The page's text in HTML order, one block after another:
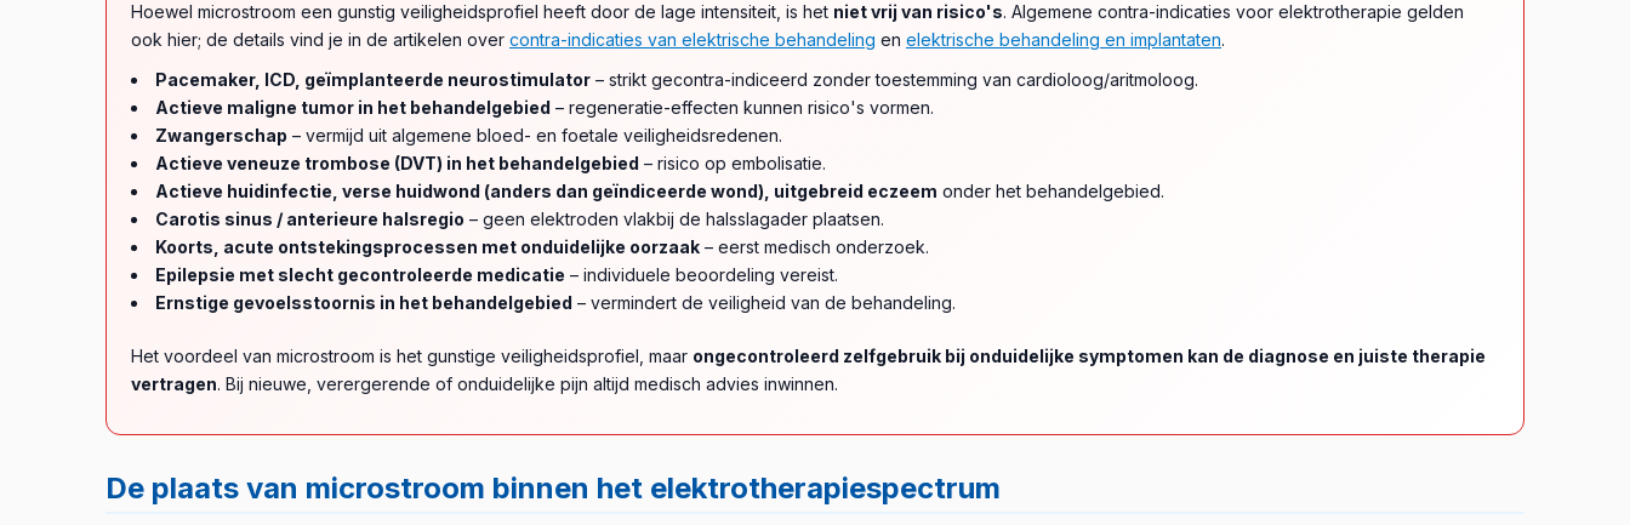
Hoewel microstroom een gunstig veiligheidsprofiel heeft door de lage intensiteit, is het niet vrij van risico's. Algemene contra-indicaties voor elektrotherapie gelden
ook hier; de details vind je in de artikelen over contra-indicaties van elektrische behandeling en elektrische behandeling en implantaten.
Pacemaker, ICD, geïmplanteerde neurostimulator – strikt gecontra-indiceerd zonder toestemming van cardioloog/aritmoloog.
Actieve maligne tumor in het behandelgebied – regeneratie-effecten kunnen risico's vormen.
Zwangerschap – vermijd uit algemene bloed- en foetale veiligheidsredenen.
Actieve veneuze trombose (DVT) in het behandelgebied – risico op embolisatie.
Actieve huidinfectie, verse huidwond (anders dan geïndiceerde wond), uitgebreid eczeem onder het behandelgebied.
Carotis sinus / anterieure halsregio – geen elektroden vlakbij de halsslagader plaatsen.
Koorts, acute ontstekingsprocessen met onduidelijke oorzaak – eerst medisch onderzoek.
Epilepsie met slecht gecontroleerde medicatie – individuele beoordeling vereist.
Ernstige gevoelsstoornis in het behandelgebied – vermindert de veiligheid van de behandeling.
Het voordeel van microstroom is het gunstige veiligheidsprofiel, maar ongecontroleerd zelfgebruik bij onduidelijke symptomen kan de diagnose en juiste therapie
vertragen. Bij nieuwe, verergerende of onduidelijke pijn altijd medisch advies inwinnen.
De plaats van microstroom binnen het elektrotherapiespectrum